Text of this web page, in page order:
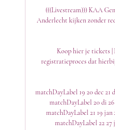
(((Livestream))) KAA
Anderlecht kijken zonder
Koop hier je tickets
registratieproces dat
matchDayLabel 19 20 dec
matchDayLabel 20 di
matchDayLabel 21 19
matchDayLabel 22